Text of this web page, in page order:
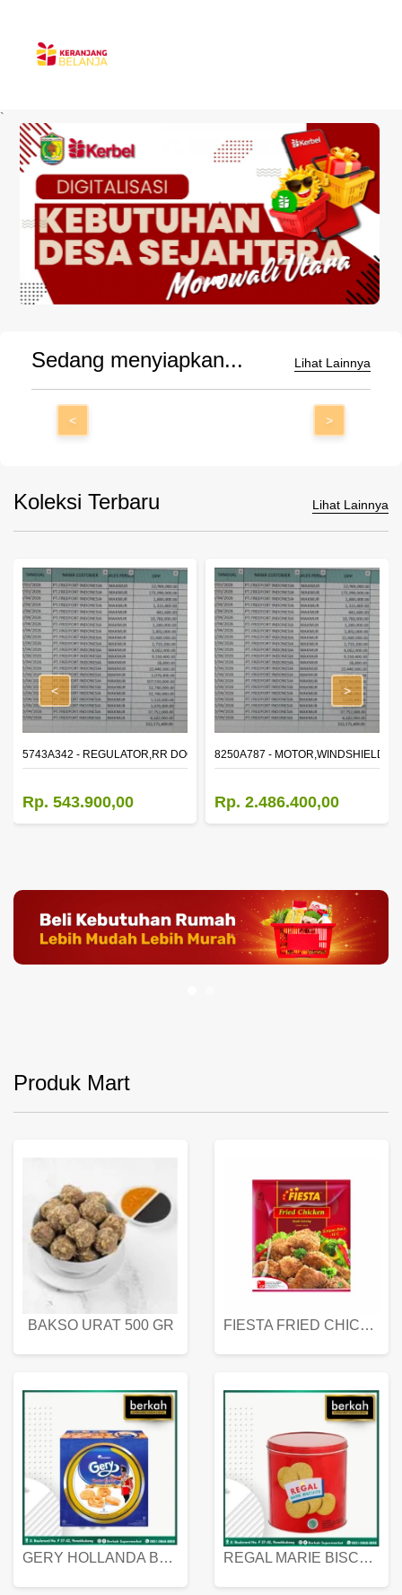
`
Sedang menyiapkan... Lihat Lainnya
< >
Koleksi Terbaru Lihat Lainnya
WINDOW,LH
5743A342 - REGULATOR,RR DOOR WINDOW,RH
Rp. 543.900,00
8250A787 - MOTOR,WINDSHIELD
Rp. 2.486.400,00
< >
Produk Mart
BAKSO URAT 500 GR FIESTA FRIED CHICKEN 500 GR
GERY HOLLANDA BUTTER COOKIES 450 GRAM REGAL MARIE BISCUIT KALENG 550 GRAM